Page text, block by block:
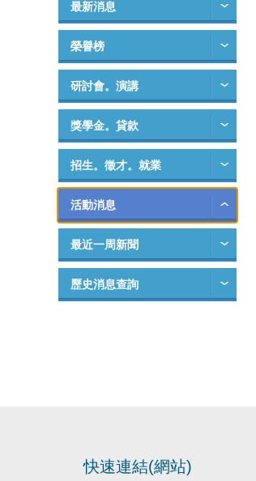
最新消息
榮譽榜
研討會。演講
獎學金。貸款
招生。徵才。就業
活動消息
最近一周新聞
歷史消息查詢
快速連結(網站)